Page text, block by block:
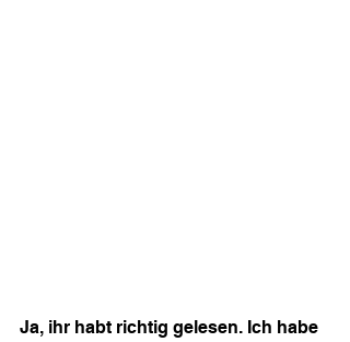
Ja, ihr habt richtig gelesen. Ich habe